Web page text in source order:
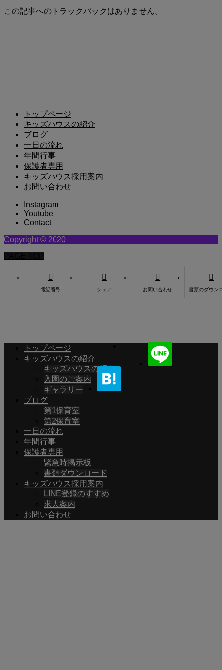
この記事へのトラックバックはありません。
トップページ
キッズハウスの紹介
ブログ
一日の流れ
年間行事
保護者専用
キッズハウス採用案内
お問い合わせ
Instagram
Youtube
Contact
Copyright © 2020
電話番号 シェア お問い合わせ 書類のダウン
トップページ
キッズハウスの紹介
キッズハウスの紹介
入園のご案内
ギャラリー
ブログ
第1保育室
第2保育室
一日の流れ
年間行事
保護者専用
緊急時掲示板
書類ダウンロード
キッズハウス採用案内
LINE登録のすすめ
求人案内
お問い合わせ